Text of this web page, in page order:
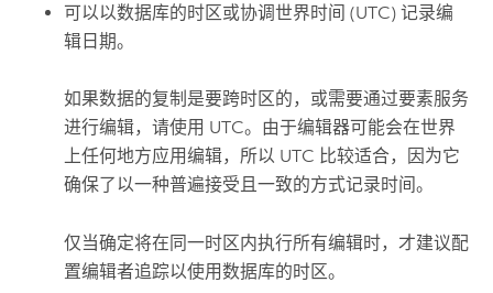
可以以数据库的时区或协调世界时间 (UTC) 记录编
辑日期。
如果数据的复制是要跨时区的，或需要通过要素服务
进行编辑，请使用 UTC。由于编辑器可能会在世界
上任何地方应用编辑，所以 UTC 比较适合，因为它
确保了以一种普遍接受且一致的方式记录时间。
仅当确定将在同一时区内执行所有编辑时，才建议配
置编辑者追踪以使用数据库的时区。